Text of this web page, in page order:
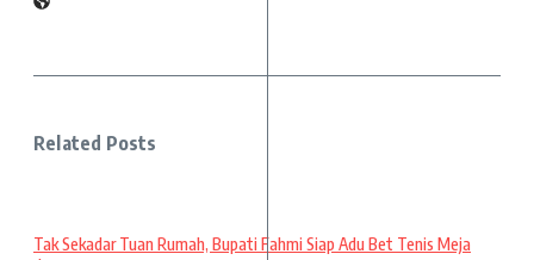
Related Posts
Tak Sekadar Tuan Rumah, Bupati Fahmi Siap Adu Bet Tenis Meja